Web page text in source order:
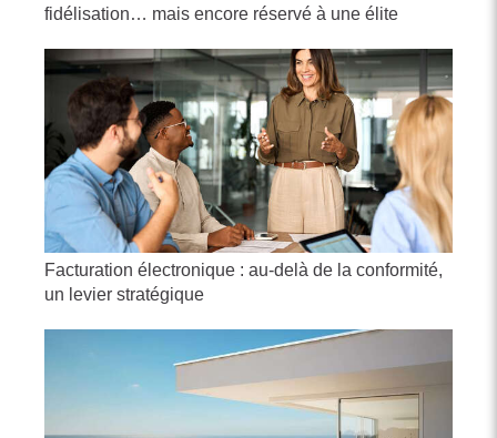
fidélisation… mais encore réservé à une élite
Facturation électronique : au-delà de la conformité,
un levier stratégique